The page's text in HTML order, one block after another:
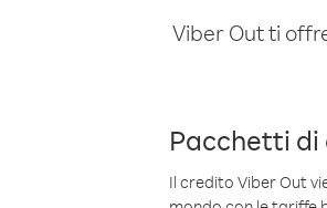
Viber Out ti
Pacchetti
Il credito Viber Out